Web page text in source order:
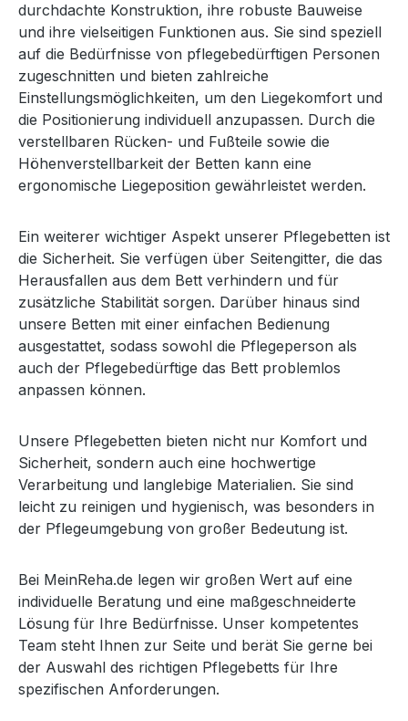
durchdachte Konstruktion, ihre robuste Bauweise
und ihre vielseitigen Funktionen aus. Sie sind speziell
auf die Bedürfnisse von pflegebedürftigen Personen
zugeschnitten und bieten zahlreiche
Einstellungsmöglichkeiten, um den Liegekomfort und
die Positionierung individuell anzupassen. Durch die
verstellbaren Rücken- und Fußteile sowie die
Höhenverstellbarkeit der Betten kann eine
ergonomische Liegeposition gewährleistet werden.
Ein weiterer wichtiger Aspekt unserer Pflegebetten ist
die Sicherheit. Sie verfügen über Seitengitter, die das
Herausfallen aus dem Bett verhindern und für
zusätzliche Stabilität sorgen. Darüber hinaus sind
unsere Betten mit einer einfachen Bedienung
ausgestattet, sodass sowohl die Pflegeperson als
auch der Pflegebedürftige das Bett problemlos
anpassen können.
Unsere Pflegebetten bieten nicht nur Komfort und
Sicherheit, sondern auch eine hochwertige
Verarbeitung und langlebige Materialien. Sie sind
leicht zu reinigen und hygienisch, was besonders in
der Pflegeumgebung von großer Bedeutung ist.
Bei MeinReha.de legen wir großen Wert auf eine
individuelle Beratung und eine maßgeschneiderte
Lösung für Ihre Bedürfnisse. Unser kompetentes
Team steht Ihnen zur Seite und berät Sie gerne bei
der Auswahl des richtigen Pflegebetts für Ihre
spezifischen Anforderungen.